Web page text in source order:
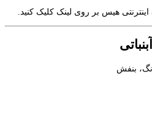
هیس بر روی لینک کلیک کنید.
بنفش